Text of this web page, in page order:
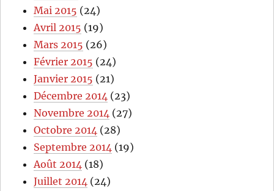
Mai 2015 (24)
Avril 2015 (19)
Mars 2015 (26)
Février 2015 (24)
Janvier 2015 (21)
Décembre 2014 (23)
Novembre 2014 (27)
Octobre 2014 (28)
Septembre 2014 (19)
Août 2014 (18)
Juillet 2014 (24)